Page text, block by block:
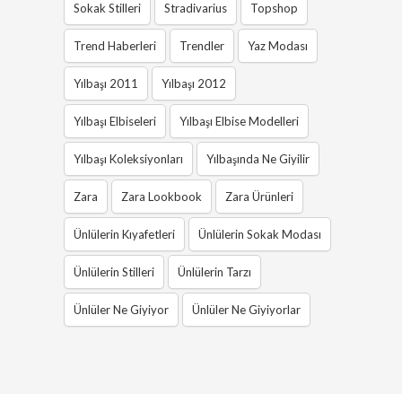
Sokak Stilleri Stradivarius Topshop
Trend Haberleri Trendler Yaz Modası
Yılbaşı 2011 Yılbaşı 2012
Yılbaşı Elbiseleri Yılbaşı Elbise Modelleri
Yılbaşı Koleksiyonları Yılbaşında Ne Giyilir
Zara Zara Lookbook Zara Ürünleri
Ünlülerin Kıyafetleri Ünlülerin Sokak Modası
Ünlülerin Stilleri Ünlülerin Tarzı
Ünlüler Ne Giyiyor Ünlüler Ne Giyiyorlar